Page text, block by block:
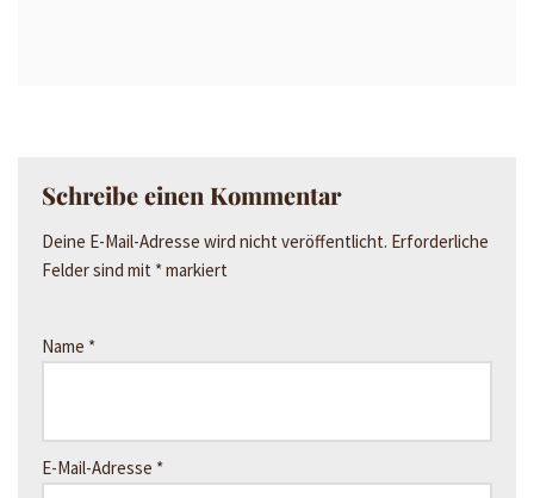
Schreibe einen Kommentar
Deine E-Mail-Adresse wird nicht veröffentlicht. Erforderliche
Felder sind mit *markiert
Name *
E-Mail-Adresse *